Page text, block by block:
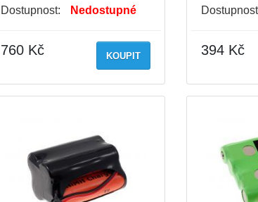
Dostupnost: Nedostupné
KOUPIT
760 Kč 394 Kč